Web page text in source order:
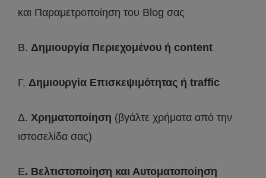
και Παραμετροποίηση του Blog σας
Β. Δημιουργία Περιεχομένου ή content
Γ. Δημιουργία Επισκεψιμότητας ή traffic
Δ. Χρηματοποίηση (βγάλτε χρήματα από την
ιστοσελίδα σας)
Ε. Βελτιστοποίηση και Αυτοματοποίηση